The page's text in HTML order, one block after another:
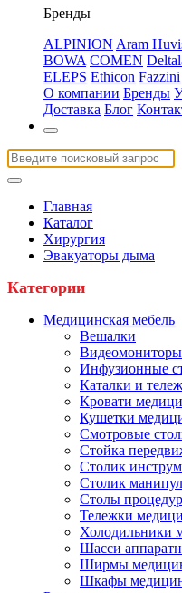
Бренды
ALPINION Aram
BOWA COMEN
ELEPS Ethicon Fazzini
О компании Бренды
Доставка Блог
Главная
Каталог
Хирургия
Эвакуаторы дыма
Категории
Медицинская мебель
Вешалки
Видеомониторы
Инфузионные
Каталки и
Кровати
Кушетки
Смотровые
Стойка
Столик
Столик
Столы
Тележки
Холодильники
Шасси
Ширмы
Шкафы